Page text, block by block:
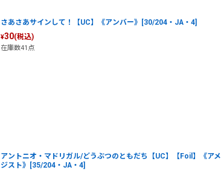
さあさあサインして！【UC】《アンバー》[30/204・JA・4]
¥30(税込)
在庫数41点
アントニオ・マドリガル/どうぶつのともだち【UC】【Foil】《アメ
ジスト》[35/204・JA・4]